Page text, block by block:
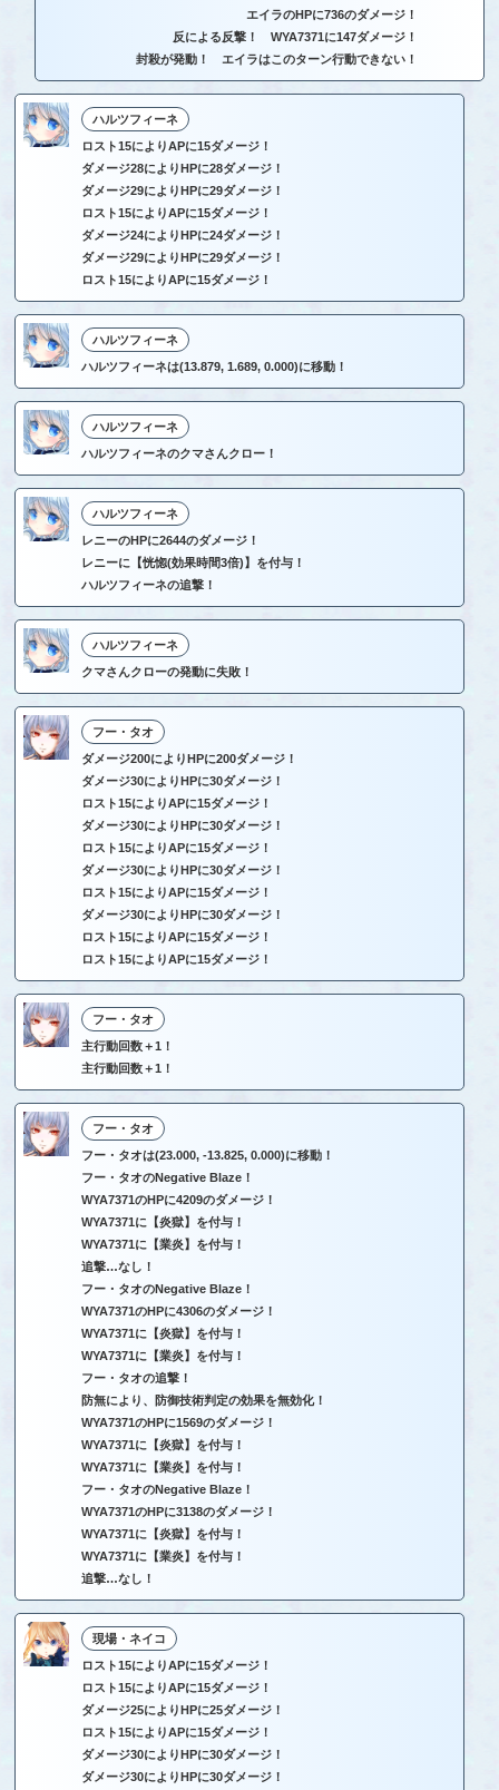
エイラのHPに736のダメージ！
反による反撃！ WYA7371に147ダメージ！
封殺が発動！ エイラはこのターン行動できない！
ハルツフィーネ
ロスト15によりAPに15ダメージ！
ダメージ28によりHPに28ダメージ！
ダメージ29によりHPに29ダメージ！
ロスト15によりAPに15ダメージ！
ダメージ24によりHPに24ダメージ！
ダメージ29によりHPに29ダメージ！
ロスト15によりAPに15ダメージ！
ハルツフィーネ
ハルツフィーネは(13.879, 1.689, 0.000)に移動！
ハルツフィーネ
ハルツフィーネのクマさんクロー！
ハルツフィーネ
レニーのHPに2644のダメージ！
レニーに【恍惚(効果時間3倍)】を付与！
ハルツフィーネの追撃！
ハルツフィーネ
クマさんクローの発動に失敗！
フー・タオ
ダメージ200によりHPに200ダメージ！
ダメージ30によりHPに30ダメージ！
ロスト15によりAPに15ダメージ！
ダメージ30によりHPに30ダメージ！
ロスト15によりAPに15ダメージ！
ダメージ30によりHPに30ダメージ！
ロスト15によりAPに15ダメージ！
ダメージ30によりHPに30ダメージ！
ロスト15によりAPに15ダメージ！
ロスト15によりAPに15ダメージ！
フー・タオ
主行動回数＋1！
主行動回数＋1！
フー・タオ
フー・タオは(23.000, -13.825, 0.000)に移動！
フー・タオのNegative Blaze！
WYA7371のHPに4209のダメージ！
WYA7371に【炎獄】を付与！
WYA7371に【業炎】を付与！
追撃…なし！
フー・タオのNegative Blaze！
WYA7371のHPに4306のダメージ！
WYA7371に【炎獄】を付与！
WYA7371に【業炎】を付与！
フー・タオの追撃！
防無により、防御技術判定の効果を無効化！
WYA7371のHPに1569のダメージ！
WYA7371に【炎獄】を付与！
WYA7371に【業炎】を付与！
フー・タオのNegative Blaze！
WYA7371のHPに3138のダメージ！
WYA7371に【炎獄】を付与！
WYA7371に【業炎】を付与！
追撃…なし！
現場・ネイコ
ロスト15によりAPに15ダメージ！
ロスト15によりAPに15ダメージ！
ダメージ25によりHPに25ダメージ！
ロスト15によりAPに15ダメージ！
ダメージ30によりHPに30ダメージ！
ダメージ30によりHPに30ダメージ！